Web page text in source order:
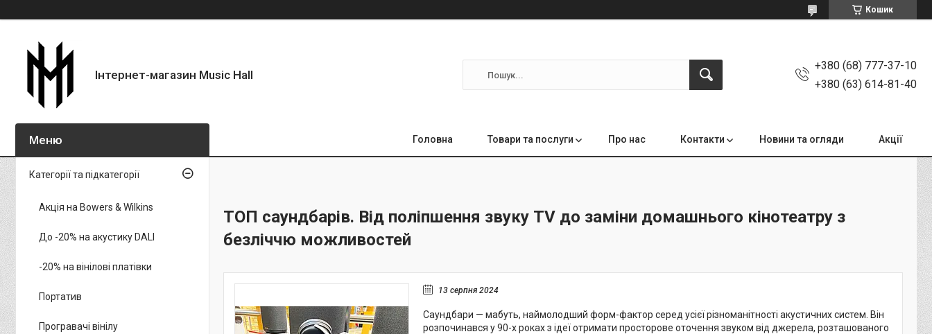
Кошик
Інтернет-магазин Music Hall
+380 (68) 777-37-10
+380 (63) 614-81-40
Головна Товари та послуги Про нас Контакти Новини та огляди Акції
ТОП саундбарів. Від поліпшення звуку TV до заміни домашнього кінотеатру з
безліччю можливостей
13 серпня 2024
Саундбари — мабуть, наймолодший форм-фактор серед усієї різноманітності акустичних систем. Він
розпочинався у 90-х роках з ідеї отримати просторове оточення звуком від джерела, розташованого
Категорії та підкатегорії
Акція на Bowers & Wilkins
До -20% на акустику DALI
-20% на вінілові платівки
Портатив
Програвачі вінілу